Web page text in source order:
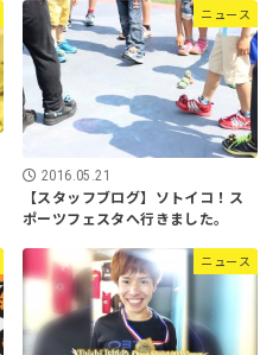
ニュース
2016.05.21
【スタッフブログ】ソトイコ！ス
ポーツフェスタへ行きました。
ニュース